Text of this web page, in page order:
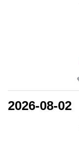
2026-08-02